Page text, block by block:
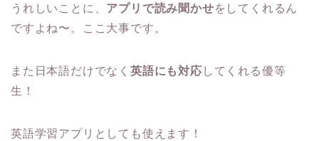
うれしいことに、 アプリで読み聞かせをしてくれるん
ですよね〜。ここ大事です。
また日本語だけでなく 英語にも対応 してくれる優等
生！
英語学習アプリとしても使えます！